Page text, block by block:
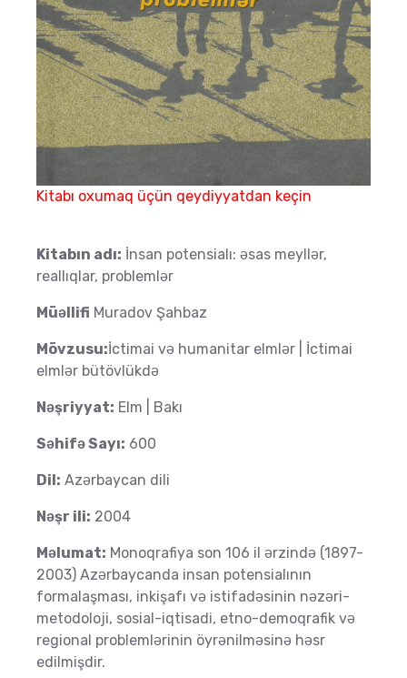
Kitabı oxumaq üçün qeydiyyatdan keçin
Kitabın adı: İnsan potensialı: əsas meyllər,
reallıqlar, problemlər
Müəllifi Muradov Şahbaz
Mövzusu:İctimai və humanitar elmlər | İctimai
elmlər bütövlükdə
Nəşriyyat: Elm | Bakı
Səhifə Sayı: 600
Dil: Azərbaycan dili
Nəşr ili: 2004
Məlumat: Monoqrafiya son 106 il ərzində (1897-
2003) Azərbaycanda insan potensialının
formalaşması, inkişafı və istifadəsinin nəzəri-
metodoloji, sosial-iqtisadi, etno-demoqrafik və
regional problemlərinin öyrənilməsinə həsr
edilmişdir.